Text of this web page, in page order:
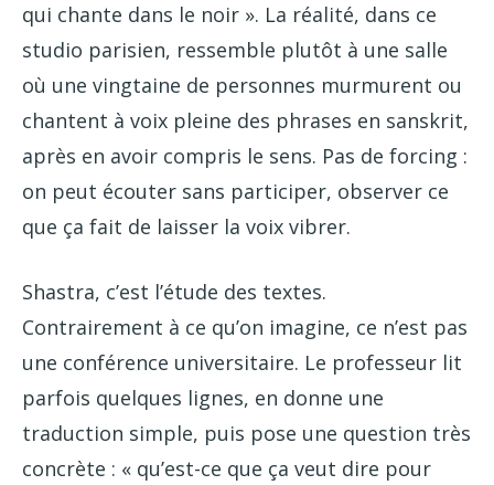
qui chante dans le noir ». La réalité, dans ce
studio parisien, ressemble plutôt à une salle
où une vingtaine de personnes murmurent ou
chantent à voix pleine des phrases en sanskrit,
après en avoir compris le sens. Pas de forcing :
on peut écouter sans participer, observer ce
que ça fait de laisser la voix vibrer.
Shastra, c’est l’étude des textes.
Contrairement à ce qu’on imagine, ce n’est pas
une conférence universitaire. Le professeur lit
parfois quelques lignes, en donne une
traduction simple, puis pose une question très
concrète : « qu’est-ce que ça veut dire pour